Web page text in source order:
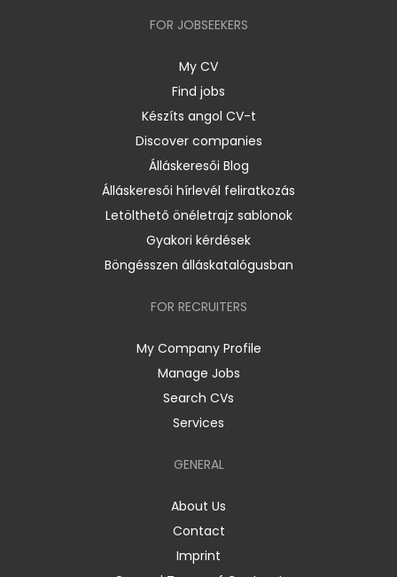
FOR JOBSEEKERS
My CV
Find jobs
Készíts angol CV-t
Discover companies
Álláskeresői Blog
Álláskeresői hírlevél feliratkozás
Letölthető önéletrajz sablonok
Gyakori kérdések
Böngésszen álláskatalógusban
FOR RECRUITERS
My Company Profile
Manage Jobs
Search CVs
Services
GENERAL
About Us
Contact
Imprint